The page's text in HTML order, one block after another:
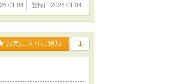
登録日 2026.01.04
お気に入りに追加 1